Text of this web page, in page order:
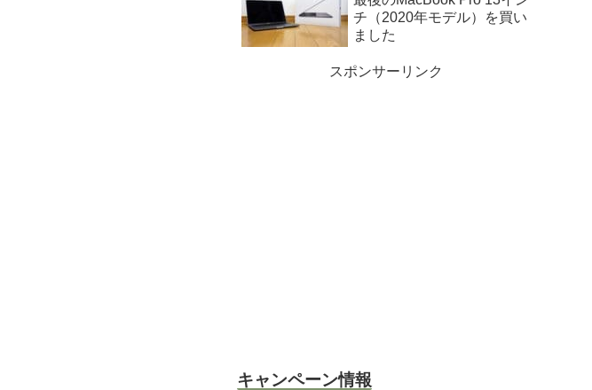
チ（2020年モデル）を買い
ました
スポンサーリンク
キャンペーン情報